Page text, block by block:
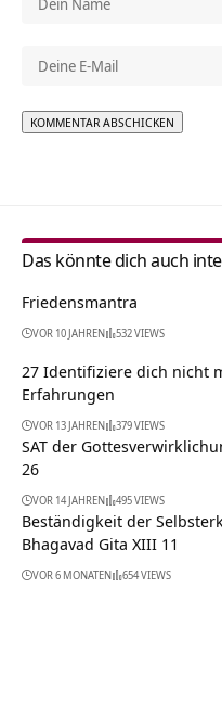
Das könnte dich auch
Friedensmantra
VOR 10 JAHREN 532 VIEWS
27 Identifiziere dich nicht
Erfahrungen
VOR 13 JAHREN 379 VIEWS
SAT der
26
VOR 14 JAHREN 495 VIEWS
Beständigkeit der
Bhagavad Gita XIII 11
VOR 6 MONATEN 654 VIEWS